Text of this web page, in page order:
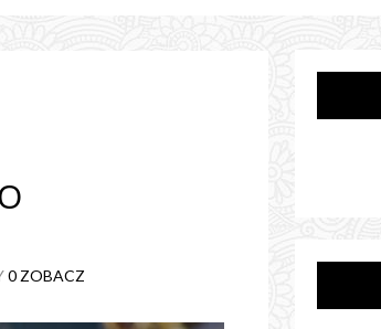
0 ZOBACZ